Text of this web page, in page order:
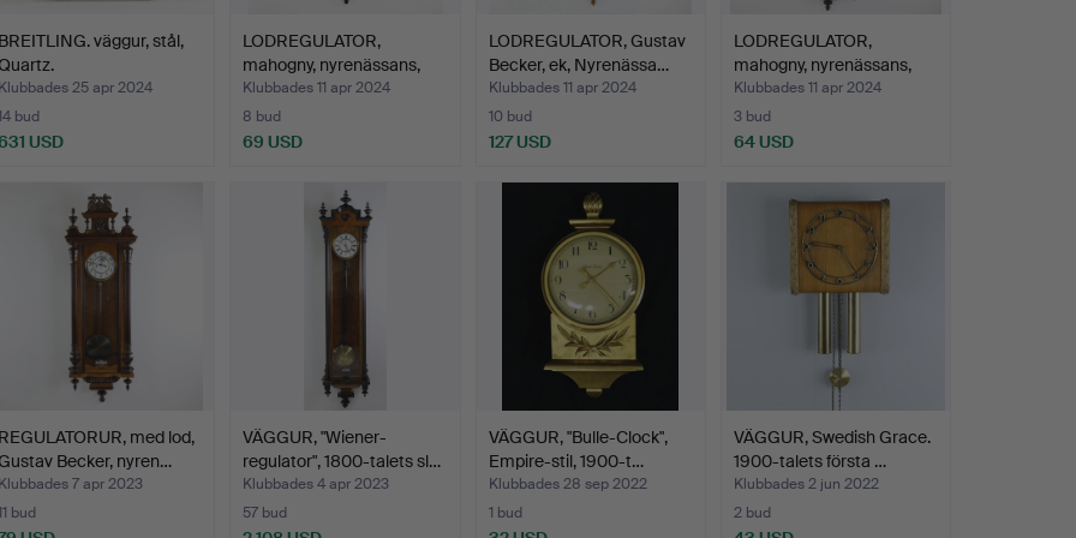
väggur, stål,
25 apr 2024
bud
USD
LODREGULATOR,
mahogny, nyrenässans,
18/190…
Klubbades 11 apr 2024
8 bud
69 USD
LODREGULATOR, Gustav
Becker, ek, Nyrenässa…
Klubbades 11 apr 2024
10 bud
127 USD
LODREGULATOR,
mahogny, nyrenässans,
18/190…
Klubbades 11 apr 2024
3 bud
64 USD
med lod,
Becker, nyren…
7 apr 2023
bud
VÄGGUR, "Wiener-
regulator", 1800-talets sl…
Klubbades 4 apr 2023
57 bud
VÄGGUR, "Bulle-Clock",
Empire-stil, 1900-t…
Klubbades 28 sep 2022
1 bud
VÄGGUR, Swedish Grace.
1900-talets första …
Klubbades 2 jun 2022
2 bud